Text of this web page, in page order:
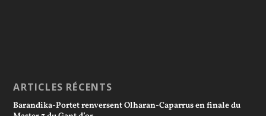
ARTICLES RÉCENTS
Barandika-Portet renversent Olharan-Caparrus en finale du